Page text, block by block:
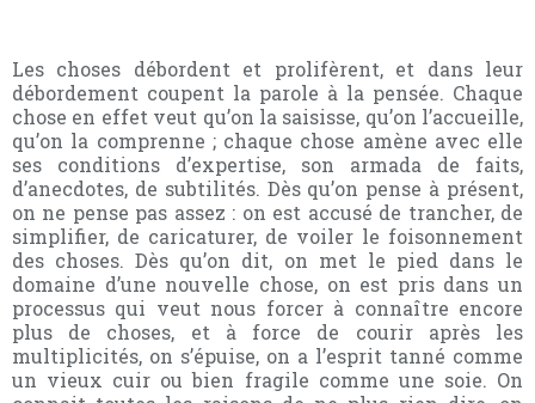
Les choses débordent et prolifèrent, et dans leur
débordement coupent la parole à la pensée. Chaque
chose en effet veut qu’on la saisisse, qu’on l’accueille,
qu’on la comprenne ; chaque chose amène avec elle
ses conditions d’expertise, son armada de faits,
d’anecdotes, de subtilités. Dès qu’on pense à présent,
on ne pense pas assez : on est accusé de trancher, de
simplifier, de caricaturer, de voiler le foisonnement
des choses. Dès qu’on dit, on met le pied dans le
domaine d’une nouvelle chose, on est pris dans un
processus qui veut nous forcer à connaître encore
plus de choses, et à force de courir après les
multiplicités, on s’épuise, on a l’esprit tanné comme
un vieux cuir ou bien fragile comme une soie. On